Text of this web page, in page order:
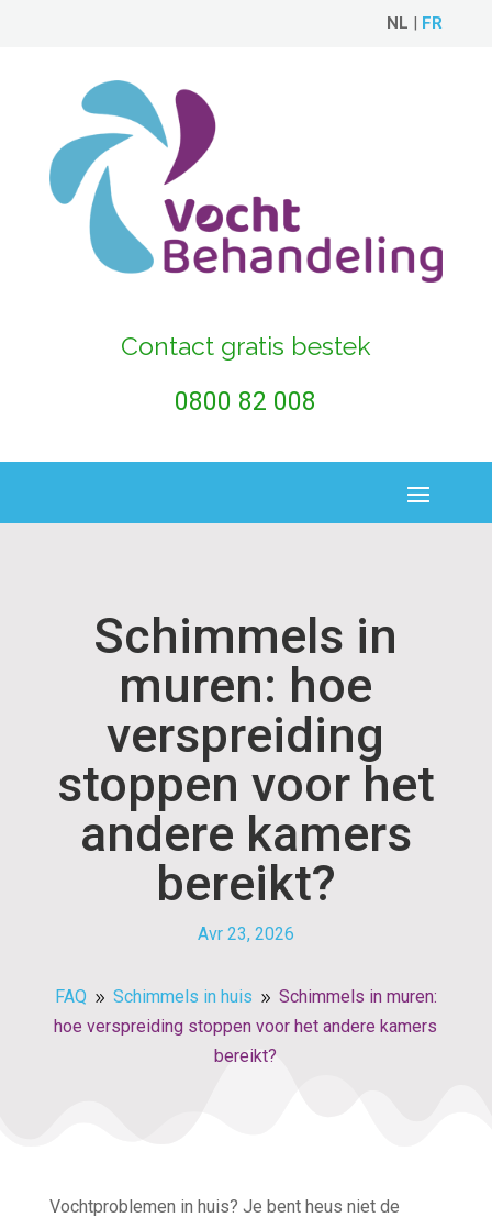
NL | FR
Contact gratis bestek
0800 82 008
Schimmels in
muren: hoe
verspreiding
stoppen voor het
andere kamers
bereikt?
Avr 23, 2026
FAQ 9 Schimmels in huis 9 Schimmels in muren:
hoe verspreiding stoppen voor het andere kamers
bereikt?
Vochtproblemen in huis? Je bent heus niet de